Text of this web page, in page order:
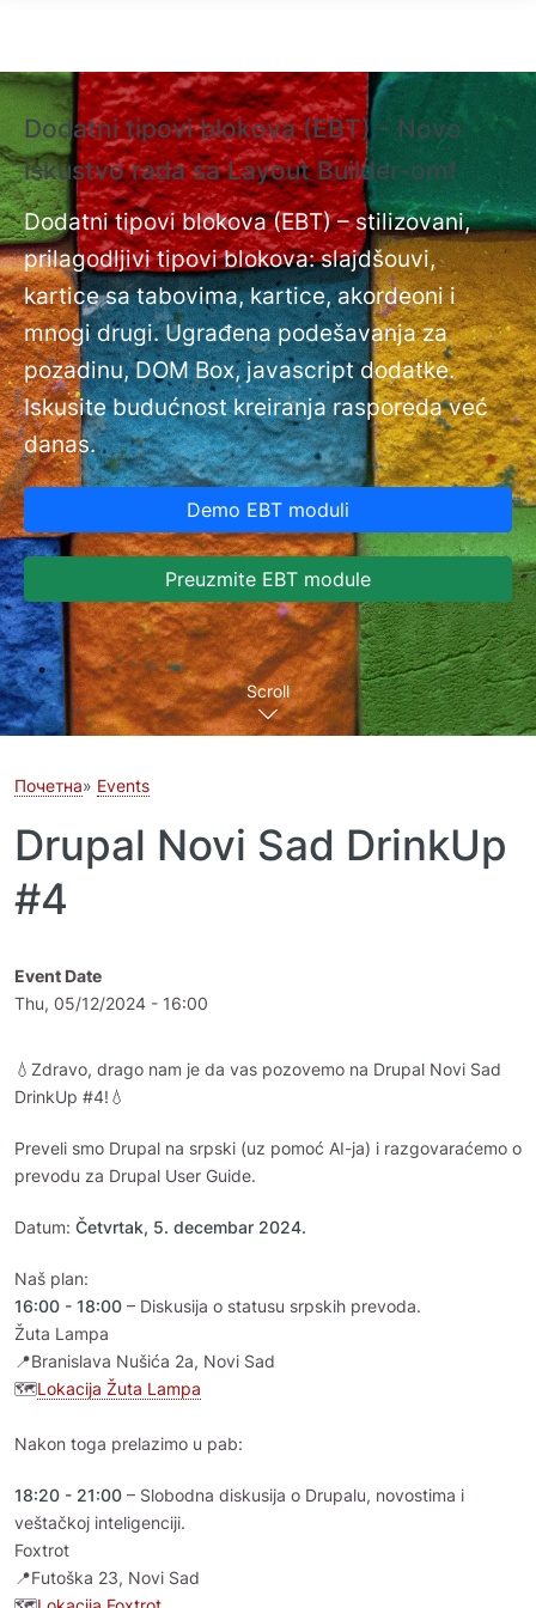
Dodatni tipovi blokova (EBT) - Novo
iskustvo rada sa Layout Builder-om❗
Dodatni tipovi blokova (EBT) – stilizovani,
prilagodljivi tipovi blokova: slajdšouvi,
kartice sa tabovima, kartice, akordeoni i
mnogi drugi. Ugrađena podešavanja za
pozadinu, DOM Box, javascript dodatke.
Iskusite budućnost kreiranja rasporeda već
danas.
Demo EBT moduli
Preuzmite EBT module
na
Scroll
Почетна Events
Drupal Novi Sad DrinkUp
#4
Event Date
Thu, 05/12/2024 - 16:00
💧Zdravo, drago nam je da vas pozovemo na Drupal Novi Sad
DrinkUp #4!💧
Preveli smo Drupal na srpski (uz pomoć AI-ja) i razgovaraćemo o
prevodu za Drupal User Guide.
Datum: Četvrtak, 5. decembar 2024.
Naš plan:
16:00 - 18:00 – Diskusija o statusu srpskih prevoda.
Žuta Lampa
📍Branislava Nušića 2a, Novi Sad
🗺️Lokacija Žuta Lampa
Nakon toga prelazimo u pab:
18:20 - 21:00 – Slobodna diskusija o Drupalu, novostima i
veštačkoj inteligenciji.
Foxtrot
📍Futoška 23, Novi Sad